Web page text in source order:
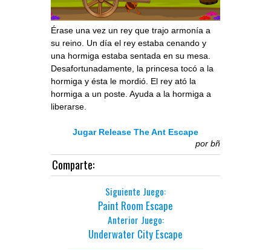
Érase una vez un rey que trajo armonía a
su reino. Un día el rey estaba cenando y
una hormiga estaba sentada en su mesa.
Desafortunadamente, la princesa tocó a la
hormiga y ésta le mordió. El rey ató la
hormiga a un poste. Ayuda a la hormiga a
liberarse.
Jugar Release The Ant Escape
por bñ
Comparte:
Siguiente Juego:
Paint Room Escape
Anterior Juego:
Underwater City Escape